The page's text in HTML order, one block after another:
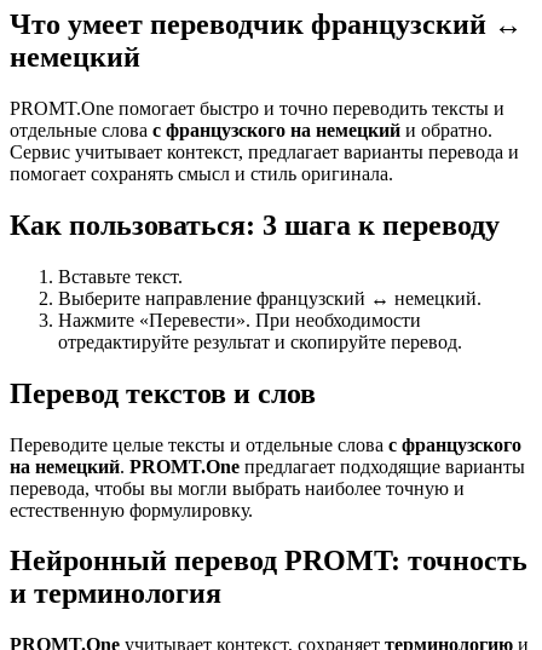
Что умеет переводчик французский ↔
немецкий
PROMT.One помогает быстро и точно переводить тексты и
отдельные слова с французского на немецкий и обратно.
Сервис учитывает контекст, предлагает варианты перевода и
помогает сохранять смысл и стиль оригинала.
Как пользоваться: 3 шага к переводу
Вставьте текст.
Выберите направление французский ↔ немецкий.
Нажмите «Перевести». При необходимости
отредактируйте результат и скопируйте перевод.
Перевод текстов и слов
Переводите целые тексты и отдельные слова с французского
на немецкий. PROMT.One предлагает подходящие варианты
перевода, чтобы вы могли выбрать наиболее точную и
естественную формулировку.
Нейронный перевод PROMT: точность
и терминология
PROMT.One учитывает контекст, сохраняет терминологию и